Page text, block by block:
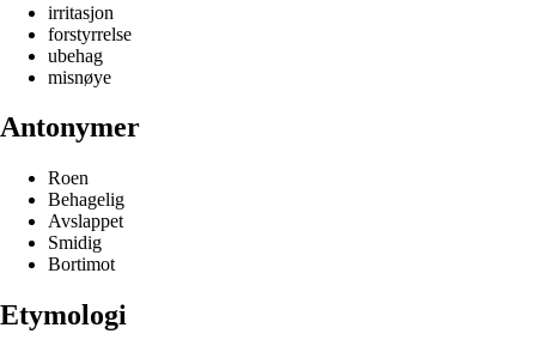
irritasjon
forstyrrelse
ubehag
misnøye
Antonymer
Roen
Behagelig
Avslappet
Smidig
Bortimot
Etymologi